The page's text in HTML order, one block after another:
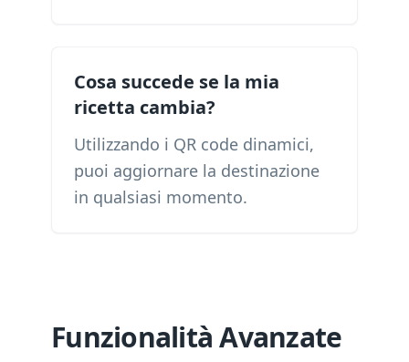
Cosa succede se la mia
ricetta cambia?
Utilizzando i QR code dinamici,
puoi aggiornare la destinazione
in qualsiasi momento.
Funzionalità Avanzate